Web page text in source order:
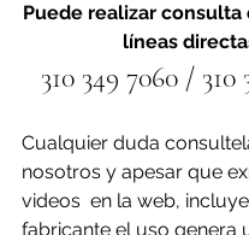
Puede realizar consulta
líneas
310 349 7060 / 310
Cualquier duda
nosotros y apesar que
videos  en la web,
fabricante el uso genera